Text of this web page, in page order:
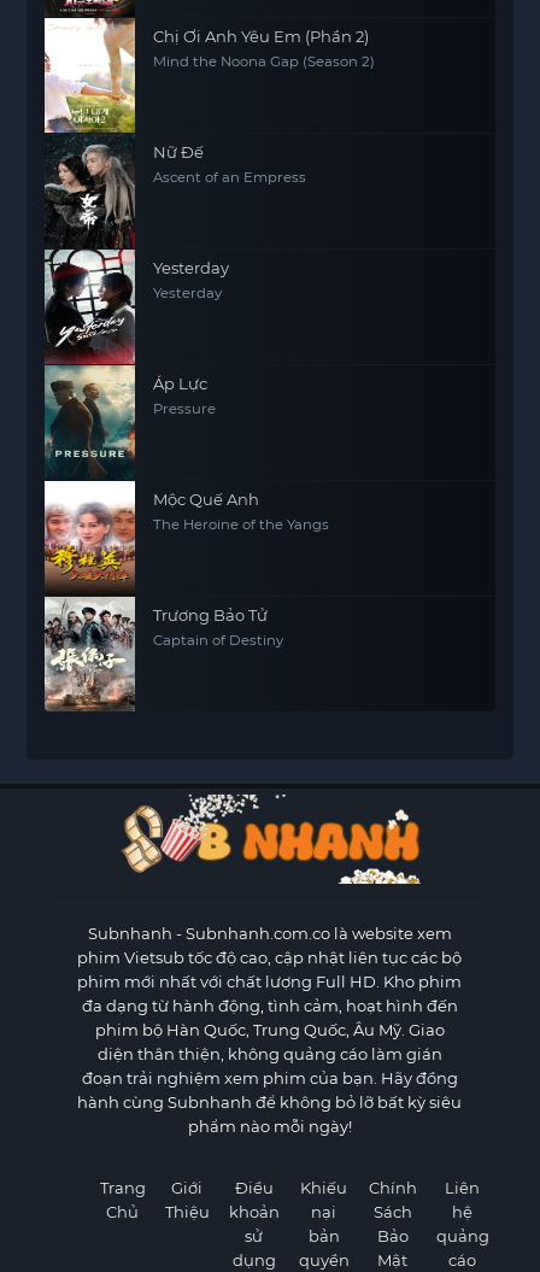
Chị Ơi Anh Yêu Em (Phần 2)
Mind the Noona Gap (Season 2)
Nữ Đế
Ascent of an Empress
Yesterday
Yesterday
Áp Lực
Pressure
Mộc Quế Anh
The Heroine of the Yangs
Trương Bảo Tử
Captain of Destiny
Subnhanh - Subnhanh.com.co là website xem
phim Vietsub tốc độ cao, cập nhật liên tục các bộ
phim mới nhất với chất lượng Full HD. Kho phim
đa dạng từ hành động, tình cảm, hoạt hình đến
phim bộ Hàn Quốc, Trung Quốc, Âu Mỹ. Giao
diện thân thiện, không quảng cáo làm gián
đoạn trải nghiệm xem phim của bạn. Hãy đồng
hành cùng Subnhanh để không bỏ lỡ bất kỳ siêu
phẩm nào mỗi ngày!
Trang
Chủ
Giới
Thiệu
Điều
khoản
sử
dụng
Khiếu
nại
bản
quyền
Chính
Sách
Bảo
Mật
Liên
hệ
quảng
cáo